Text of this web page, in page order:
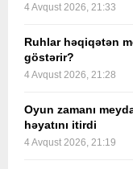
4 Avqust 2026, 21:33
Ruhlar həqiqətən
göstərir?
4 Avqust 2026, 21:28
Oyun zamanı
həyatını itirdi
4 Avqust 2026, 21:19